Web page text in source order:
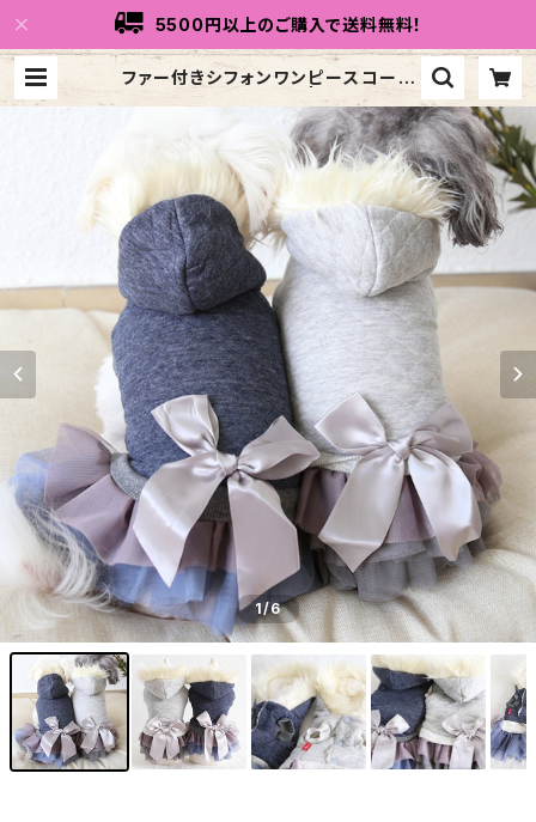
5500円以上のご購入で送料無料！
ファー付きシフォンワンピースコート
NB20AW12489218 | トリコリコd
1/6